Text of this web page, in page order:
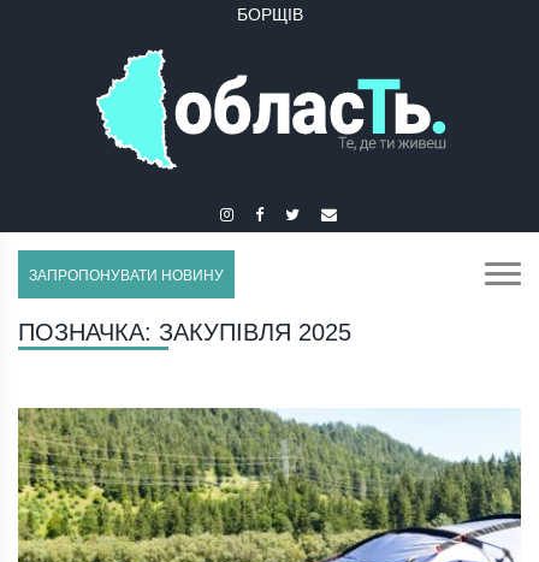
БУЧАЧ
БОРЩІВ
ЗАПРОПОНУВАТИ НОВИНУ
ПОЗНАЧКА: ЗАКУПІВЛЯ 2025